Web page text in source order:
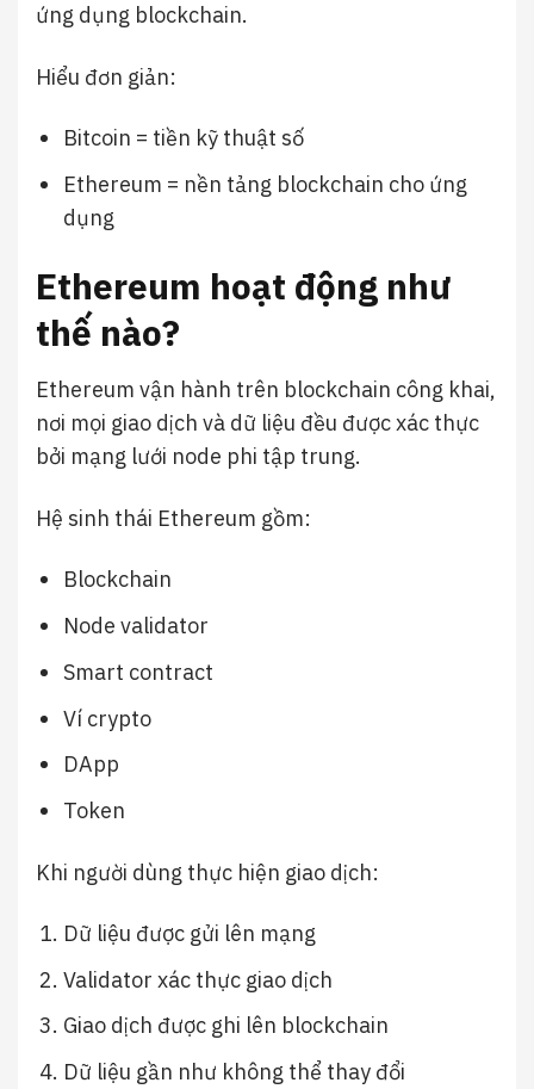
ứng dụng blockchain.
Hiểu đơn giản:
Bitcoin = tiền kỹ thuật số
Ethereum = nền tảng blockchain cho ứng
dụng
Ethereum hoạt động như
thế nào?
Ethereum vận hành trên blockchain công khai,
nơi mọi giao dịch và dữ liệu đều được xác thực
bởi mạng lưới node phi tập trung.
Hệ sinh thái Ethereum gồm:
Blockchain
Node validator
Smart contract
Ví crypto
DApp
Token
Khi người dùng thực hiện giao dịch:
Dữ liệu được gửi lên mạng
Validator xác thực giao dịch
Giao dịch được ghi lên blockchain
Dữ liệu gần như không thể thay đổi